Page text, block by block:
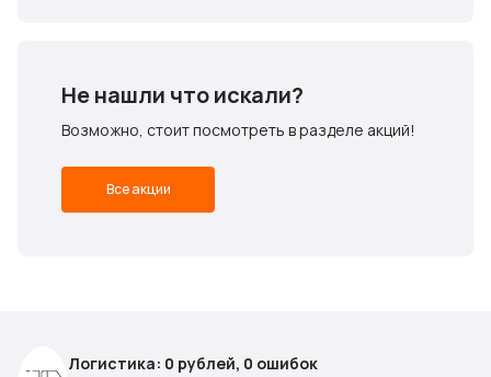
Не нашли что искали?
Возможно, стоит посмотреть в разделе акций!
Все акции
Логистика: 0 рублей, 0 ошибок